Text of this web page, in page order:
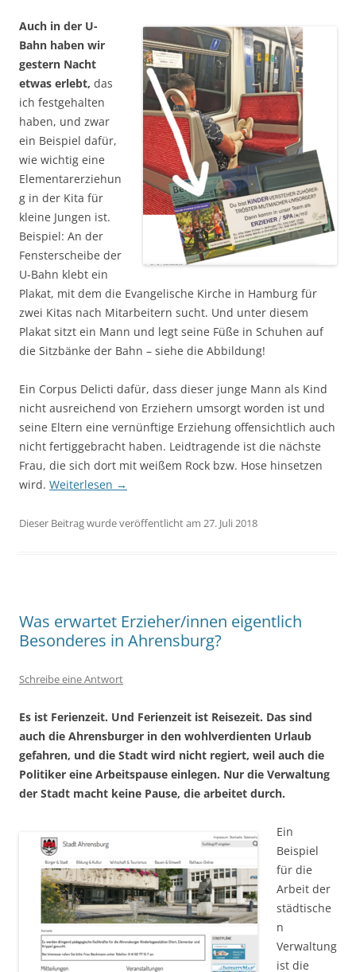
Auch in der U-
Bahn haben wir
gestern Nacht
etwas erlebt, das
ich festgehalten
haben, und zwar
ein Beispiel dafür,
wie wichtig eine
Elementarerziehun
g in der Kita für
kleine Jungen ist.
Beispiel: An der
Fensterscheibe der
U-Bahn klebt ein
Plakat, mit dem die Evangelische Kirche in Hamburg für
zwei Kitas nach Mitarbeitern sucht. Und unter diesem
Plakat sitzt ein Mann und legt seine Füße in Schuhen auf
die Sitzbänke der Bahn – siehe die Abbildung!
Ein Corpus Delicti dafür, dass dieser junge Mann als Kind
nicht ausreichend von Erziehern umsorgt worden ist und
seine Eltern eine vernünftige Erziehung offensichtlich auch
nicht fertiggebracht haben. Leidtragende ist die nächste
Frau, die sich dort mit weißem Rock bzw. Hose hinsetzen
wird. Weiterlesen →
Dieser Beitrag wurde veröffentlicht am 27. Juli 2018
Was erwartet Erzieher/innen eigentlich
Besonderes in Ahrensburg?
Schreibe eine Antwort
Es ist Ferienzeit. Und Ferienzeit ist Reisezeit. Das sind
auch die Ahrensburger in den wohlverdienten Urlaub
gefahren, und die Stadt wird nicht regiert, weil auch die
Politiker eine Arbeitspause einlegen. Nur die Verwaltung
der Stadt macht keine Pause, die arbeitet durch.
Ein
Beispiel
für die
Arbeit der
städtische
n
Verwaltung
ist die